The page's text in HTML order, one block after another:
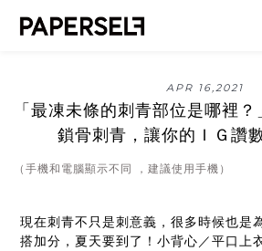
APR 16,2021
「最凍未條的刺青部位是哪裡
鎖骨刺青，讓你的ＩＧ讚
（手機和電腦顯示不同 ，建議使用手機）
現在刺青不只是刺意義，很多時候也是
搭加分，夏天要到了！小背心／平口上